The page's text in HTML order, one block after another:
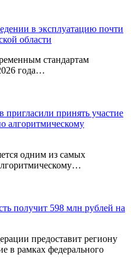
в эксплуатацию почти
области
стандартам
года…
принять участие
алгоритмическому
одним из самых
получит 598 млн рублей на
предоставит региону
в рамках федерального